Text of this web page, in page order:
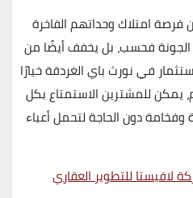
فرصة امتلاك وحداتهم الفاخرة
فحسب، بل يخفف أيضًا من
في نورث باي الغردقة خيارًا
يمكن للمشترين الاستمتاع بكل
دون الحاجة لتحمل أعباء
لافيستا للتطوير العقاري